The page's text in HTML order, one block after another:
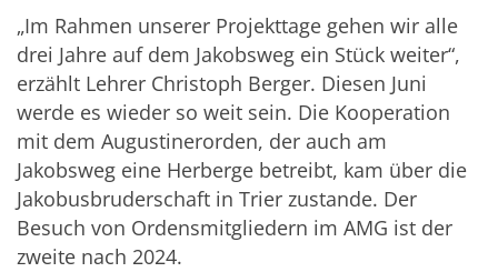
„Im Rahmen unserer Projekttage gehen wir alle
drei Jahre auf dem Jakobsweg ein Stück weiter“,
erzählt Lehrer Christoph Berger. Diesen Juni
werde es wieder so weit sein. Die Kooperation
mit dem Augustinerorden, der auch am
Jakobsweg eine Herberge betreibt, kam über die
Jakobusbruderschaft in Trier zustande. Der
Besuch von Ordensmitgliedern im AMG ist der
zweite nach 2024.